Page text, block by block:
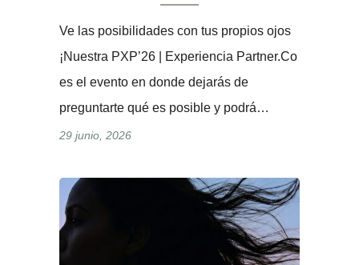
Ve las posibilidades con tus propios ojos
¡Nuestra PXP’26 | Experiencia Partner.Co
es el evento en donde dejarás de
preguntarte qué es posible y podrá…
29 junio, 2026